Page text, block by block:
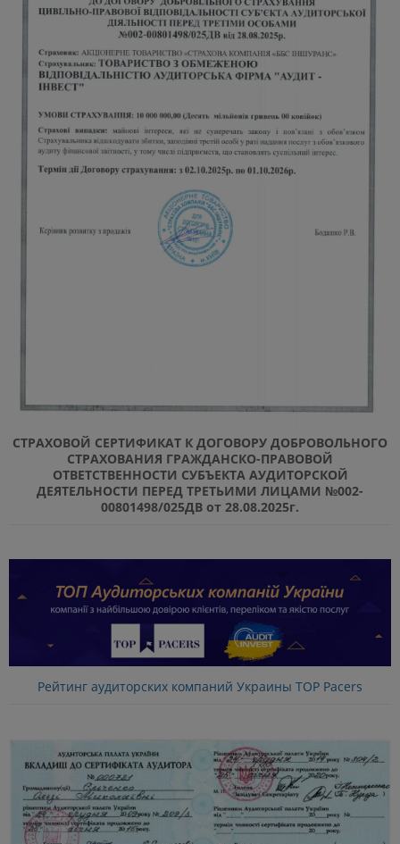
СТРАХОВОЙ СЕРТИФИКАТ К ДОГОВОРУ ДОБРОВОЛЬНОГО
СТРАХОВАНИЯ ГРАЖДАНСКО-ПРАВОВОЙ
ОТВЕТСТВЕННОСТИ СУБЪЕКТА АУДИТОРСКОЙ
ДЕЯТЕЛЬНОСТИ ПЕРЕД ТРЕТЬИМИ ЛИЦАМИ №002-
00801498/025ДВ от 28.08.2025г.
Рейтинг аудиторских компаний Украины TOP Pacers